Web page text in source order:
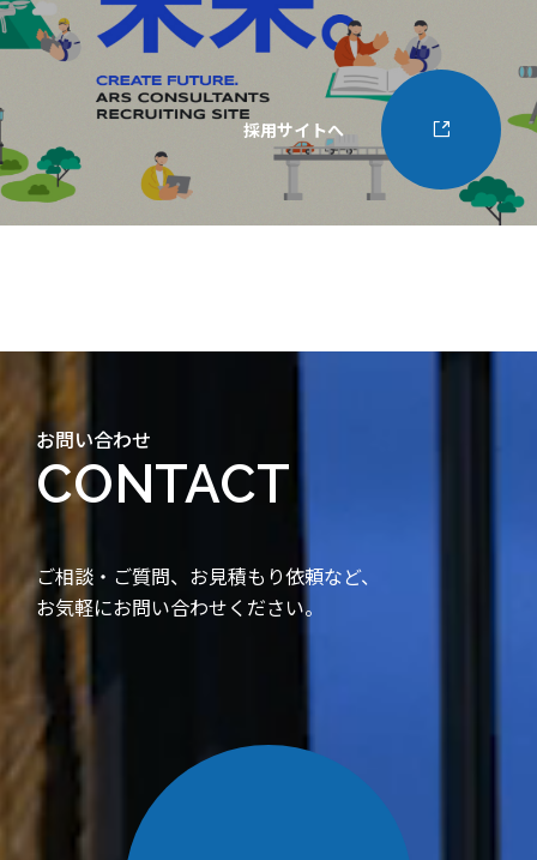
採用サイトへ
お問い合わせ
CONTACT
ご相談・ご質問、お見積もり依頼など、
お気軽にお問い合わせください。